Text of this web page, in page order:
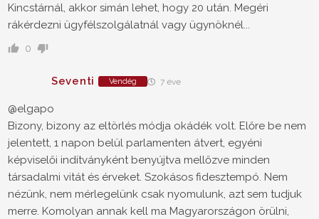
Kincstárnál, akkor simán lehet, hogy 20 után. Megéri
rákérdezni ügyfélszolgálatnál vagy ügynöknél...
0
Seventi Vendég 7 éve
@elgapo
Bizony, bizony az eltörlés módja okádék volt. Előre be nem
jelentett, 1 napon belül parlamenten átvert, egyéni
képviselői indítványként benyújtva mellőzve minden
társadalmi vitát és érveket. Szokásos fidesztempó. Nem
nézünk, nem mérlegelünk csak nyomulunk, azt sem tudjuk
merre. Komolyan annak kell ma Magyarországon örülni,